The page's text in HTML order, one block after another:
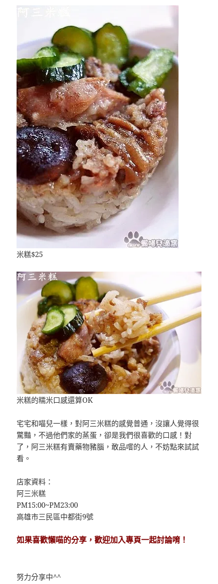
米糕$25
米糕的糯米口感還算OK
宅宅和喵兒一樣，對阿三米糕的感覺普通，沒讓人覺得很
驚豔，不過他們家的蒸蛋，卻是我們很喜歡的口感！對
了，阿三米糕有賣藥物豬腦，敢品嚐的人，不妨點來試試
看。
店家資料：
阿三米糕
PM15:00~PM23:00
高雄市三民區中都街9號
如果喜歡懶喵的分享，歡迎加入專頁一起討論唷！
努力分享中^^